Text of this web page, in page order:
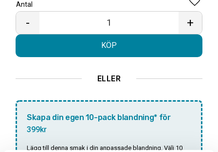
Antal
+
-
KÖP
Lägg
ELLER
Skapa din egen 10-pack blandning* för
399kr
Lägg till denna smak i din anpassade blandning. Välj 10